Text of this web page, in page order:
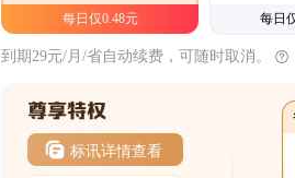
每日仅0.48元 每日
到期29元/月/省自动续费，可随时取消。
标讯详情查看